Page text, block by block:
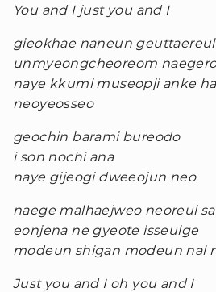
You and I just you and I
gieokhae naneun geuttaereul
unmyeongcheoreom
naye kkumi museopji anke
neoyeosseo
geochin barami bureodo
i son nochi ana
naye gijeogi dweeojun neo
naege malhaejweo neoreul
eonjena ne gyeote isseulge
modeun shigan modeun nal
Just you and I oh you and I